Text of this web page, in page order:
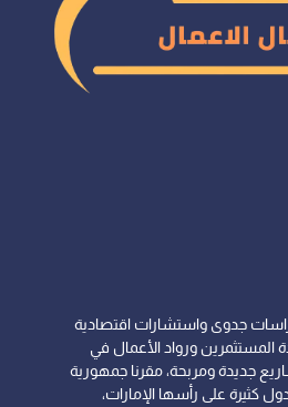
جدوى واستشارات اقتصادية
ورواد الأعمال في
جديدة ومربحة، مقرنا جمهورية
كثيرة على رأسها الإمارات،